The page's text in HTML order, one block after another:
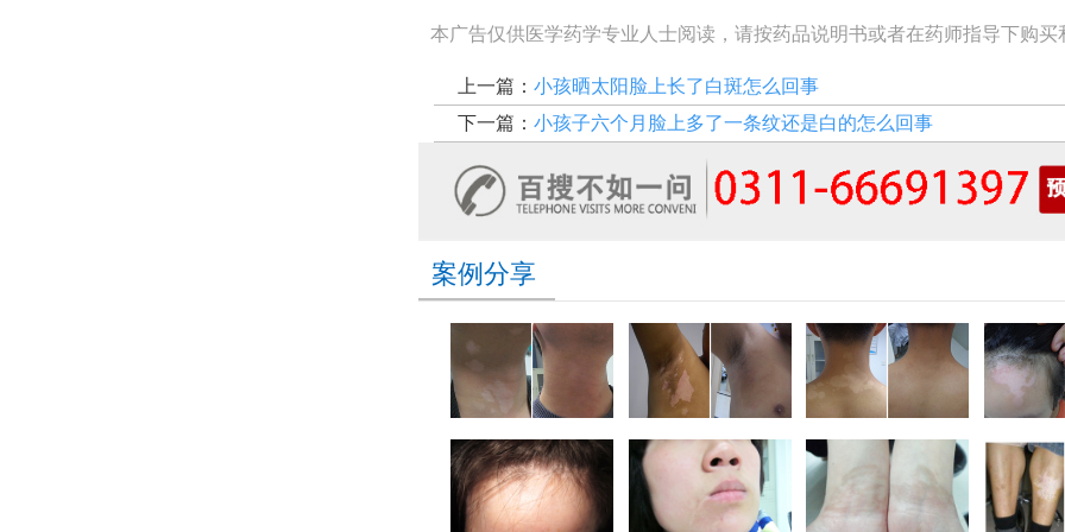
本广告仅供医学药学专业人士阅读，请按药品说明书或者在药师指导下购买
上一篇： 小孩晒太阳脸上长了白斑怎么回事
下一篇： 小孩子六个月脸上多了一条纹还是白的怎么回事
案例分享